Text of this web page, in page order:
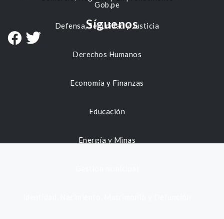
Defensa, Seguridad y Justicia
Derechos Humanos
Economía y Finanzas
Educación
Energía y Minas
Gob.pe
Síguenos